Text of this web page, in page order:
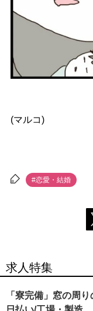
(マルコ)
#恋愛・結婚
求人特集
「寮完備」窓の周